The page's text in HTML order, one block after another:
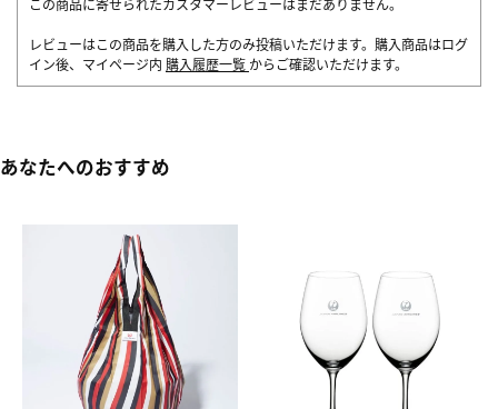
レビューはこの商品を購入した方のみ投稿いただけます。購入商品はログ
イン後、マイページ内 購入履歴一覧 からご確認いただけます。
あなたへのおすすめ